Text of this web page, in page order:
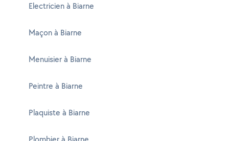
Electricien à Biarne
Maçon à Biarne
Menuisier à Biarne
Peintre à Biarne
Plaquiste à Biarne